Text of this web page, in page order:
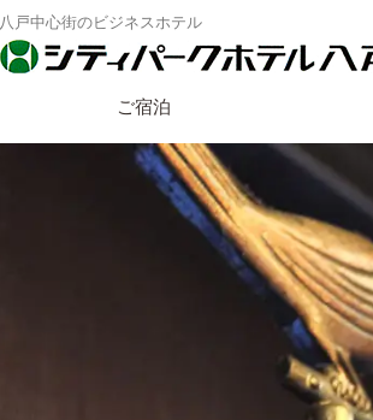
八戸中心街のビジネスホテル
ご宿泊